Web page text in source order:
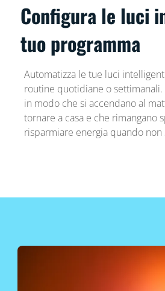
Configura le luci
tuo programma
Automatizza le tue luci
routine quotidiane o
in modo che si accendano al
tornare a casa e che rimangano
risparmiare energia quando non